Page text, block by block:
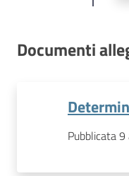
Documenti
Pubblicata